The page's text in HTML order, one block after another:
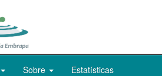
Sobre Estatísticas